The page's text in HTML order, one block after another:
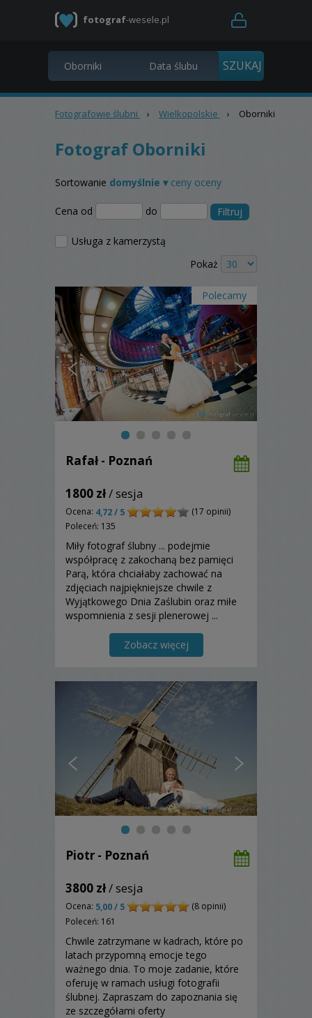
fotograf-wesele.pl
Fotografowie ślubni › Wielkopolskie › Oborniki
Fotograf Oborniki
Sortowanie domyślnie ▾ ceny oceny
Cena od do Filtruj
Usługa z kamerzystą
Pokaż
Polecamy
Rafał - Poznań
1800 zł/ sesja
Ocena: 4,72 / 5
(17 opinii)
Poleceń: 135
Miły fotograf ślubny ... podejmie
współpracę z zakochaną bez pamięci
Parą, która chciałaby zachować na
zdjęciach najpiękniejsze chwile z
Wyjątkowego Dnia Zaślubin oraz miłe
wspomnienia z sesji plenerowej ...
Zobacz więcej
Piotr - Poznań
3800 zł/ sesja
Ocena: 5,00 / 5
(8 opinii)
Poleceń: 161
Chwile zatrzymane w kadrach, które po
latach przypomną emocje tego
ważnego dnia. To moje zadanie, które
oferuję w ramach usługi fotografii
ślubnej. Zapraszam do zapoznania się
ze szczegółami oferty